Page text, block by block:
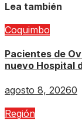
Lea también
Coquimbo
Pacientes de
nuevo Hospital
agosto 8, 20260
Región